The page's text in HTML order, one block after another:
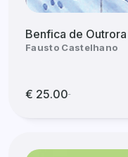
Benfica de
Fausto Castelhano
€ 25.00